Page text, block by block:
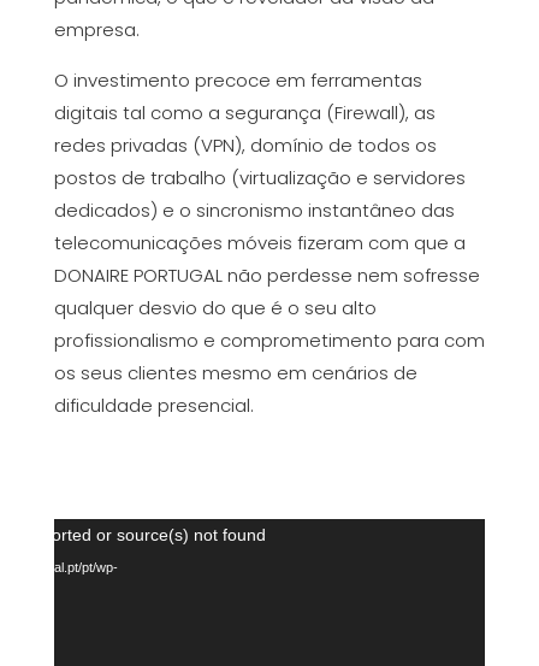
empresa.
O investimento precoce em ferramentas
digitais tal como a segurança (Firewall), as
redes privadas (VPN), domínio de todos os
postos de trabalho (virtualização e servidores
dedicados) e o sincronismo instantâneo das
telecomunicações móveis fizeram com que a
DONAIRE PORTUGAL não perdesse nem sofresse
qualquer desvio do que é o seu alto
profissionalismo e comprometimento para com
os seus clientes mesmo em cenários de
dificuldade presencial.
Reprodutor
de
supported or source(s) not found
pt/wp-